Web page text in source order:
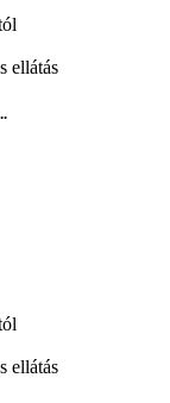
ellátás
ellátás